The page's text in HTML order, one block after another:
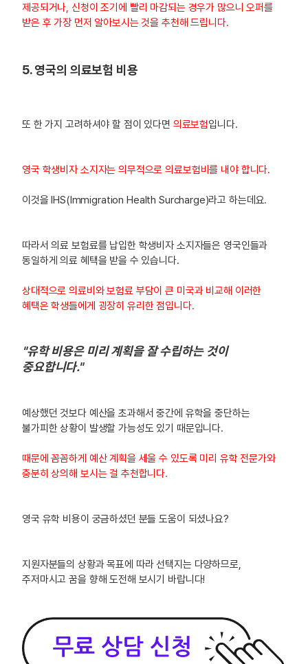
제공되거나, 신청이 조기에 빨리 마감되는 경우가 많으니 오퍼를
받은 후 가장 먼저 알아보시는 것을 추천해 드립니다.
5. 영국의 의료보험 비용
또 한 가지 고려하셔야 할 점이 있다면 의료보험입니다.
영국 학생비자 소지자는 의무적으로 의료보험비를 내야 합니다.
이것을 IHS(Immigration Health Surcharge)라고 하는데요.
따라서 의료 보험료를 납입한 학생비자 소지자들은 영국인들과
동일하게 의료 혜택을 받을 수 있습니다.
상대적으로 의료비와 보험료 부담이 큰 미국과 비교해 이러한
혜택은 학생들에게 굉장히 유리한 점입니다.
"유학 비용은 미리 계획을 잘 수립하는 것이
중요합니다."
예상했던 것보다 예산을 초과해서 중간에 유학을 중단하는
불가피한 상황이 발생할 가능성도 있기 때문입니다.
때문에 꼼꼼하게 예산 계획을 세울 수 있도록 미리 유학 전문가와
충분히 상의해 보시는 걸 추천합니다.
영국 유학 비용이 궁금하셨던 분들 도움이 되셨나요?
지원자분들의 상황과 목표에 따라 선택지는 다양하므로,
주저마시고 꿈을 향해 도전해 보시기 바랍니다!